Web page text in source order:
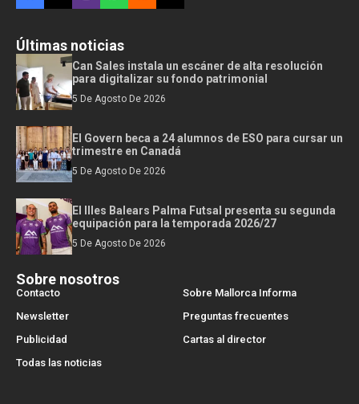
Últimas noticias
Can Sales instala un escáner de alta resolución
para digitalizar su fondo patrimonial
5 De Agosto De 2026
El Govern beca a 24 alumnos de ESO para cursar un
trimestre en Canadá
5 De Agosto De 2026
El Illes Balears Palma Futsal presenta su segunda
equipación para la temporada 2026/27
5 De Agosto De 2026
Sobre nosotros
Contacto
Sobre Mallorca Informa
Newsletter
Preguntas frecuentes
Publicidad
Cartas al director
Todas las noticias